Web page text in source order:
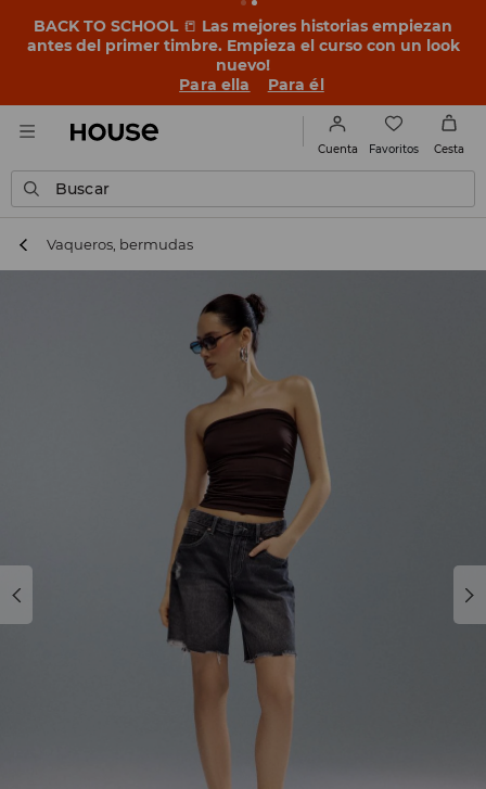
BACK TO SCHOOL 📒 Las mejores historias empiezan
antes del primer timbre. Empieza el curso con un look
nuevo!
Para ella
Para él
Cuenta Favoritos Cesta
Buscar
Vaqueros, bermudas